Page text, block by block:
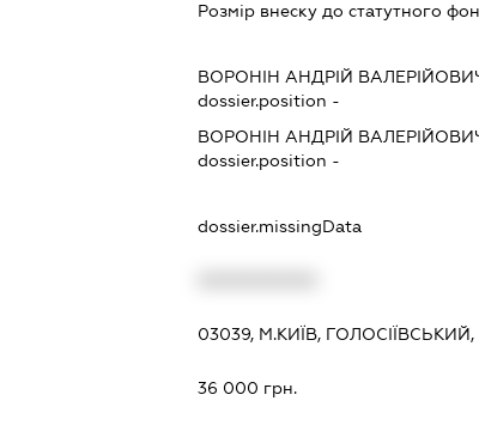
Розмір внеску до статутного
ВОРОНІН АНДРІЙ
dossier.position -
ВОРОНІН АНДРІЙ
dossier.position -
dossier.missingData
03039, М.КИЇВ,
36 000 грн.